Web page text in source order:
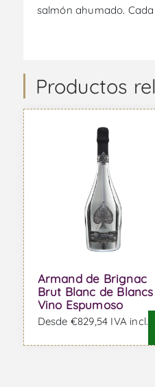
salmón ahumado.
Productos
Armand de Brignac
Brut Blanc de
Vino Espumoso
Desde €829,54 IVA incl.